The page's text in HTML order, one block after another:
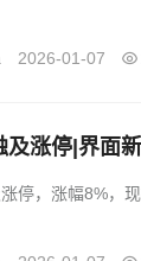
2026-01-07
及涨停|界面
停，涨幅8%，